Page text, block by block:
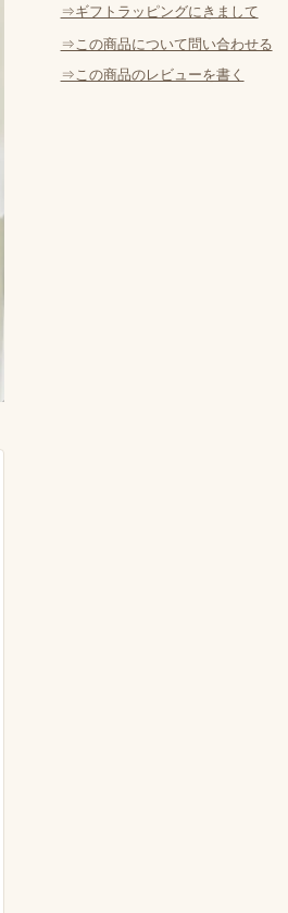
⇒ギフトラッピングにきまして
⇒この商品について問い合わせる
⇒この商品のレビューを書く